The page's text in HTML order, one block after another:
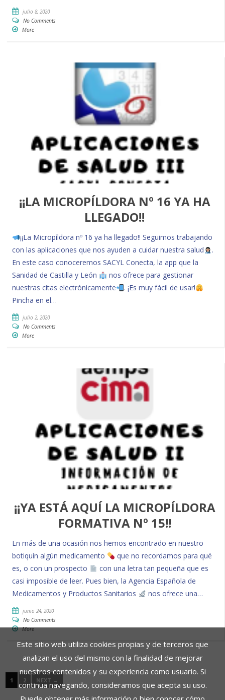
Este sitio web utiliza cookies propias y de terceros que
analizan el uso del mismo con la finalidad de mejorar
nuestros contenidos y su experiencia como usuario. Si
continua navegando, consideramos que acepta su uso.
julio 8, 2020
No Comments
More
¡¡LA MICROPÍLDORA Nº 16 YA HA
LLEGADO!!
¡¡La Micropíldora nº 16 ya ha llegado!! Seguimos trabajando
con las aplicaciones que nos ayuden a cuidar nuestra salud
.
En este caso conoceremos SACYL Conecta, la app que la
Sanidad de Castilla y León
nos ofrece para gestionar
nuestras citas electrónicamente
. ¡Es muy fácil de usar!
Pincha en el…
julio 2, 2020
No Comments
More
¡¡YA ESTÁ AQUÍ LA MICROPÍLDORA
FORMATIVA Nº 15!!
En más de una ocasión nos hemos encontrado en nuestro
botiquín algún medicamento
que no recordamos para qué
es, o con un prospecto
con una letra tan pequeña que es
casi imposible de leer. Pues bien, la Agencia Española de
Medicamentos y Productos Sanitarios
nos ofrece una…
junio 24, 2020
No Comments
More
1 2 NEXT →